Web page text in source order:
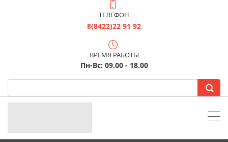
ТЕЛЕФОН
8(8422)22 91 92
ВРЕМЯ РАБОТЫ
Пн-Вс: 09.00 - 18.00